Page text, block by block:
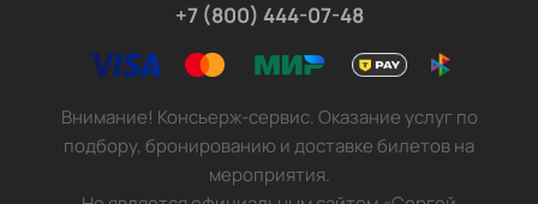
+7 (800) 444-07-48
Внимание! Консьерж-сервис. Оказание услуг по
подбору, бронированию и доставке билетов на
мероприятия.